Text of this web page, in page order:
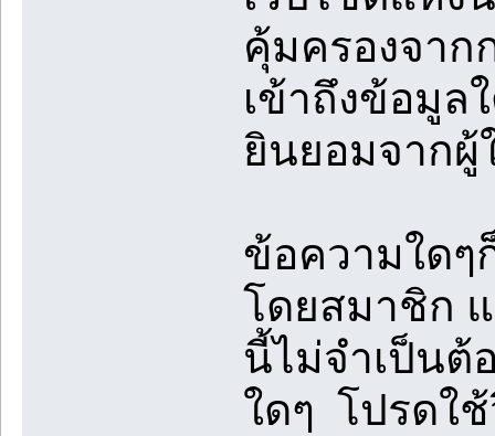
คุ้มครองจาก
เข้าถึงข้อมูล
ยินยอมจากผู้
ข้อความใดๆ
โดยสมาชิก
นี้ไม่จำเป็นต้
ใดๆ โปรดใ